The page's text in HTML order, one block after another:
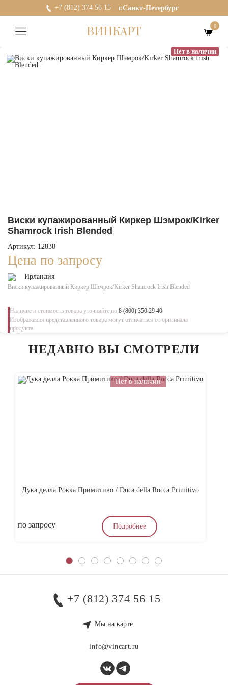
+7 (812) 374 56 15 г.Санкт-Петербург
ВИНКАРТ 0
Нет в наличии
Виски купажированный Киркер Шэмрок/Kirker
Shamrock Irish Blended
Артикул: 12838
Цена по запросу
Ирландия
Виски купажированный Киркер Шэмрок/Kirker Shamrock Irish Blended
Наличие и стоимость товара уточняйте по 8 (800) 350 29 40
Изображения представленного товара могут отличаться от оригинала
продукта
НЕДАВНО ВЫ СМОТРЕЛИ
Нет в наличии
Дука делла Рокка Примитиво / Duca della Rocca Primitivo
по запросу Подробнее
+7 (812) 374 56 15
Мы на карте
info@vincart.ru